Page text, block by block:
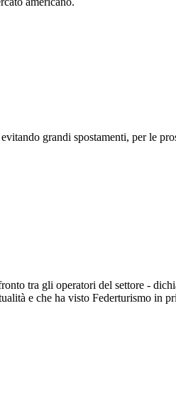
grandi spostamenti, per le
tra gli operatori del settore -
e che ha visto Federturismo in